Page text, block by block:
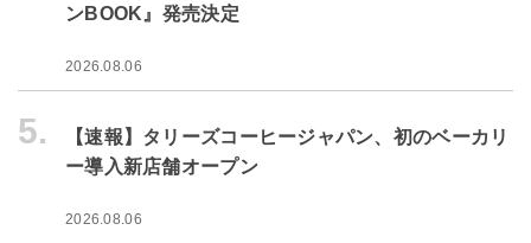
ンBOOK』発売決定
2026.08.06
5.
【速報】タリーズコーヒージャパン、初のベーカリ
ー導入新店舗オープン
2026.08.06